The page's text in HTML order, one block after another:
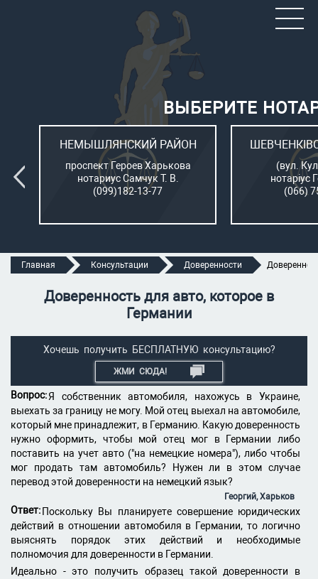
ВЫБЕРИТЕ
НЕМЫШЛЯНСКИЙ РАЙОН
проспект Героев Харькова
нотариус Самчук Т. В.
(099)182-13-77
(вул.
нотаріус
(066)
Главная Консультации Доверенности
Доверенность для авто, которое в
Германии
Хочешь получить БЕСПЛАТНУЮ консультацию?
ЖМИ СЮДА!
Вопрос:Я собственник автомобиля, нахожусь в Украине,
выехать за границу не могу. Мой отец выехал на автомобиле,
который мне принадлежит, в Германию. Какую доверенность
нужно оформить, чтобы мой отец мог в Германии либо
поставить на учет авто ("на немецкие номера"), либо чтобы
мог продать там автомобиль? Нужен ли в этом случае
перевод этой доверенности на немецкий язык?
Георгий, Харьков
Ответ: Поскольку Вы планируете совершение юридических
действий в отношении автомобиля в Германии, то логично
выяснять порядок этих действий и необходимые
полномочия для доверенности в Германии.
Идеально - это получить образец такой доверенности в